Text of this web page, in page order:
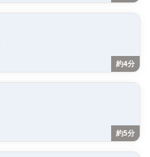
約4分
約5分